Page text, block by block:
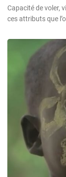
Capacité de voler,
ces attributs que